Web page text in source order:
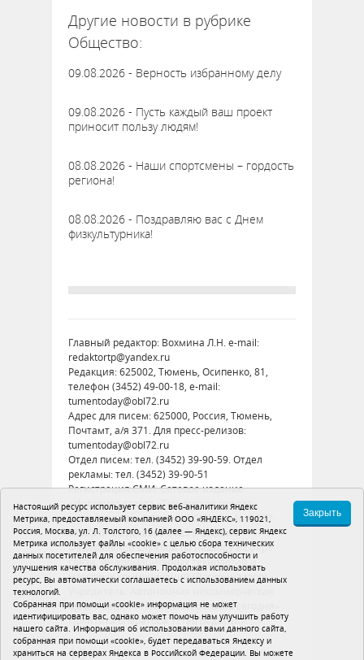
Другие новости в рубрике
Общество:
09.08.2026 - Верность избранному делу
09.08.2026 - Пусть каждый ваш проект
приносит пользу людям!
08.08.2026 - Наши спортсмены – гордость
региона!
08.08.2026 - Поздравляю вас с Днем
физкультурника!
Главный редактор: Вохмина Л.Н. e-mail:
redaktortp@yandex.ru
Редакция: 625002, Тюмень, Осипенко, 81,
телефон (3452) 49-00-18, e-mail:
tumentoday@obl72.ru
Адрес для писем: 625000, Россия, Тюмень,
Почтамт, а/я 371. Для пресс-релизов:
tumentoday@obl72.ru
Отдел писем: тел. (3452) 39-90-59. Отдел
рекламы: тел. (3452) 39-90-51
Регистрация СМИ: Сетевое издание
«Интернет-газета «Тюменская правда»,
регистрационный номер СМИ Эл № ФС77-
86575 от 26 декабря 2023 г. выдано
Федеральной службой по надзору в сфере
связи, информационных технологий и
массовых коммуникаций (Роскомнадзор)
организация «Тюменская область сегодня»
Политика оператора Устав редакции
16+
Настоящий ресурс использует сервис веб-аналитики Яндекс
Метрика, предоставляемый компанией ООО «ЯНДЕКС», 119021,
Россия, Москва, ул. Л. Толстого, 16 (далее — Яндекс), сервис Яндекс
Метрика использует файлы «cookie» с целью сбора технических
данных посетителей для обеспечения работоспособности и
улучшения качества обслуживания. Продолжая использовать
ресурс, Вы автоматически соглашаетесь с использованием данных
технологий.
Собранная при помощи «cookie» информация не может
идентифицировать вас, однако может помочь нам улучшить работу
нашего сайта. Информация об использовании вами данного сайта,
собранная при помощи «cookie», будет передаваться Яндексу и
храниться на серверах Яндекса в Российской Федерации. Вы можете
Закрыть